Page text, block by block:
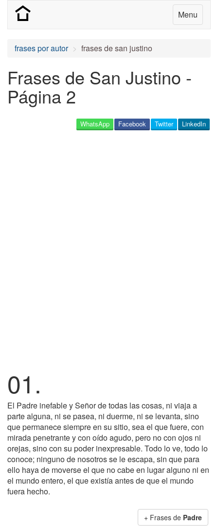
Menu
frases por autor frases de san justino
Frases de San Justino -
Página 2
LinkedIn
Twitter
Facebook
WhatsApp
01.
El Padre inefable y Señor de todas las cosas, ni viaja a
parte alguna, ni se pasea, ni duerme, ni se levanta, sino
que permanece siempre en su sitio, sea el que fuere, con
mirada penetrante y con oído agudo, pero no con ojos ni
orejas, sino con su poder inexpresable. Todo lo ve, todo lo
conoce; ninguno de nosotros se le escapa, sin que para
ello haya de moverse el que no cabe en lugar alguno ni en
el mundo entero, el que existía antes de que el mundo
fuera hecho.
+ Frases de Padre